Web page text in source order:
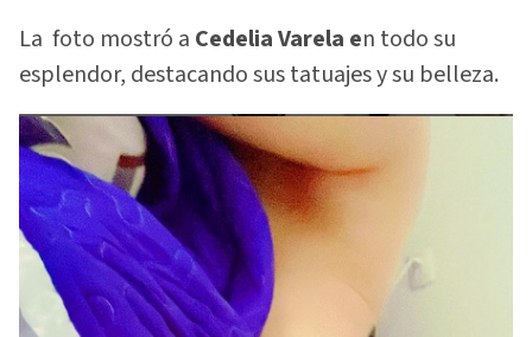
La foto mostró a Cedelia Varela en todo su
esplendor, destacando sus tatuajes y su belleza.